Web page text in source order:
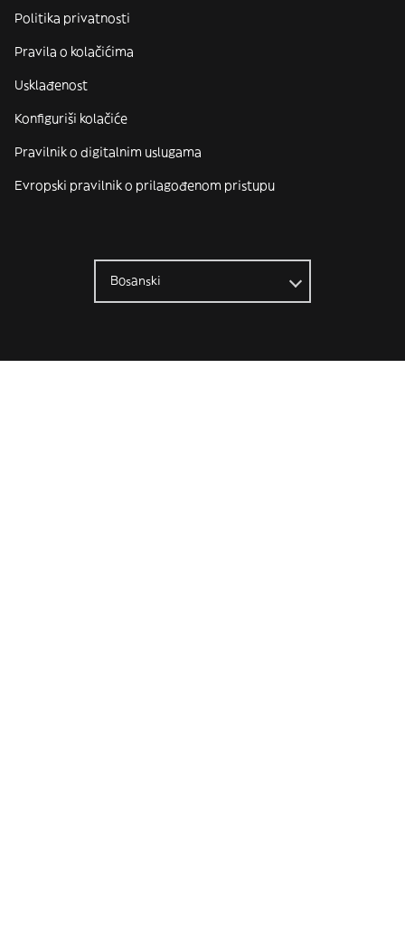
Politika privatnosti
Pravila o kolačićima
Usklađenost
Konfiguriši kolačiće
Pravilnik o digitalnim uslugama
Evropski pravilnik o prilagođenom pristupu